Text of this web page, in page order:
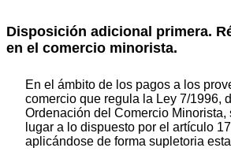
Disposición adicional primera.
en el comercio minorista.
En el ámbito de los pagos a los
comercio que regula la Ley 7/1996,
Ordenación del Comercio Minorista,
lugar a lo dispuesto por el artículo
aplicándose de forma supletoria